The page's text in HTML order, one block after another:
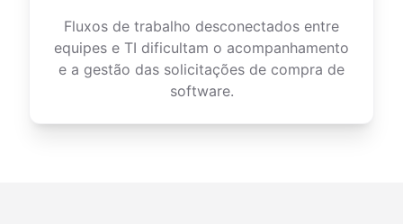
Fluxos de trabalho desconectados entre
equipes e TI dificultam o acompanhamento
e a gestão das solicitações de compra de
software.